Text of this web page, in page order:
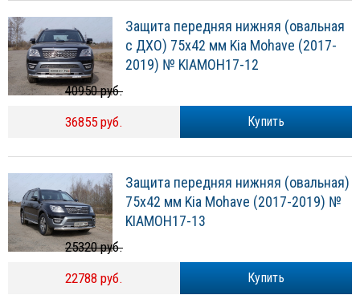
Защита передняя нижняя (овальная
с ДХО) 75х42 мм Kia Mohave (2017-
2019) № KIAMOH17-12
Купить
40950 руб.
36855 руб.
Защита передняя нижняя (овальная)
75х42 мм Kia Mohave (2017-2019) №
KIAMOH17-13
Купить
25320 руб.
22788 руб.